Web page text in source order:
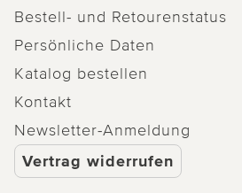
Bestell- und Retourenstatus
Persönliche Daten
Katalog bestellen
Kontakt
Newsletter-Anmeldung
Vertrag widerrufen